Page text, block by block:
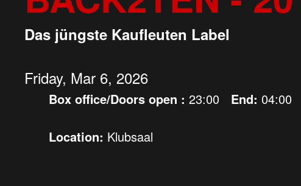
Das jüngste Kaufleuten Label
Friday, Mar 6, 2026
Box office/Doors open : 23:00 End: 04:00
Location: Klubsaal